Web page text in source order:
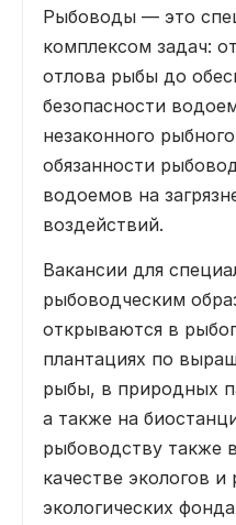
Рыбоводы — это
комплексом задач:
отлова рыбы до
безопасности
незаконного
обязанности
водоемов на
воздействий.
Вакансии для
рыбоводческим
открываются в
плантациях по
рыбы, в природных
а также на
рыбоводству также
качестве экологов
экологических